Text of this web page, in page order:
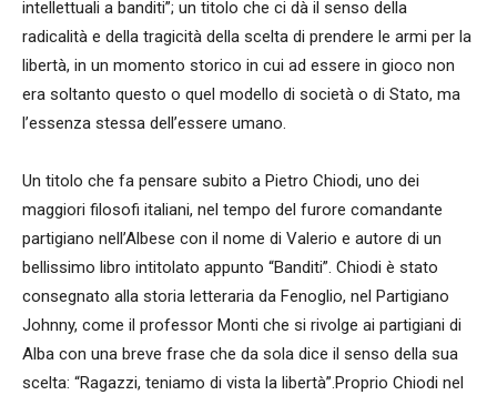
intellettuali a banditi”; un titolo che ci dà il senso della
radicalità e della tragicità della scelta di prendere le armi per la
libertà, in un momento storico in cui ad essere in gioco non
era soltanto questo o quel modello di società o di Stato, ma
l’essenza stessa dell’essere umano.
Un titolo che fa pensare subito a Pietro Chiodi, uno dei
maggiori filosofi italiani, nel tempo del furore comandante
partigiano nell’Albese con il nome di Valerio e autore di un
bellissimo libro intitolato appunto “Banditi”. Chiodi è stato
consegnato alla storia letteraria da Fenoglio, nel Partigiano
Johnny, come il professor Monti che si rivolge ai partigiani di
Alba con una breve frase che da sola dice il senso della sua
scelta: “Ragazzi, teniamo di vista la libertà”.Proprio Chiodi nel